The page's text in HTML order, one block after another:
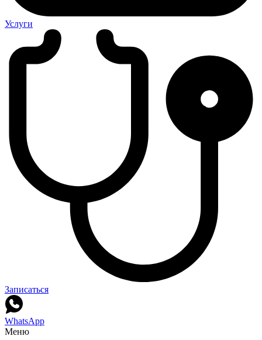
Услуги
Записаться
WhatsApp
Меню